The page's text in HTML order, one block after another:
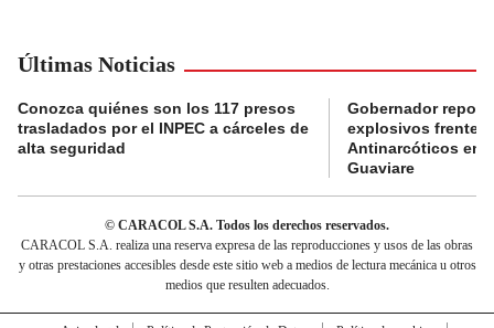
Últimas Noticias
Conozca quiénes son los 117 presos
trasladados por el INPEC a cárceles de
alta seguridad
Gobernador
explosivos frente a
Antinarcóticos en
Guaviare
© CARACOL S.A. Todos los derechos reservados.
CARACOL S.A. realiza una reserva expresa de las reproducciones y usos de las obras
y otras prestaciones accesibles desde este sitio web a medios de lectura mecánica u otros
medios que resulten adecuados.